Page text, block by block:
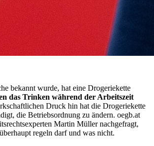
bekannt wurde, hat eine Drogeriekette
das Trinken während der Arbeitszeit
Druck hin hat die Drogeriekette
die Betriebsordnung zu ändern. oegb.at
Martin Müller nachgefragt,
regeln darf und was nicht.